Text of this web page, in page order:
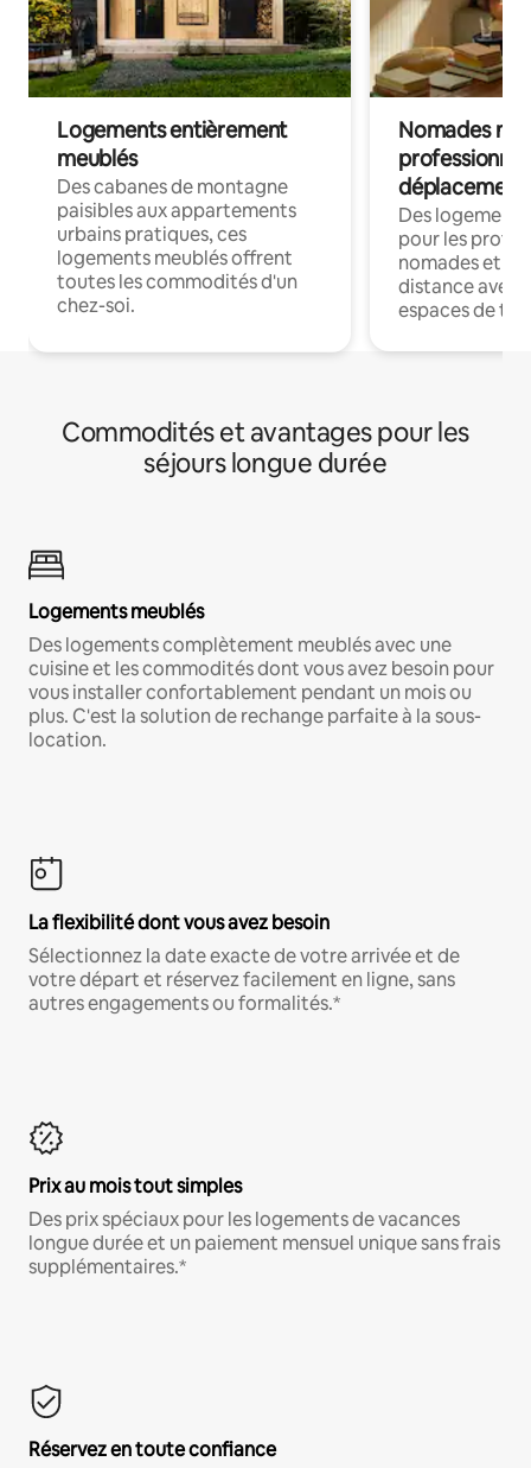
Logements entièrement
meublés
Des cabanes de montagne
paisibles aux appartements
urbains pratiques, ces
logements meublés offrent
toutes les commodités d'un
chez-soi.
Nomades
déplacement
Des
pour les
nomades et
distance avec
espaces de
Commodités et avantages pour les
séjours longue durée
Logements meublés
Des logements complètement meublés avec une
cuisine et les commodités dont vous avez besoin pour
vous installer confortablement pendant un mois ou
plus. C'est la solution de rechange parfaite à la sous-
location.
La flexibilité dont vous avez besoin
Sélectionnez la date exacte de votre arrivée et de
votre départ et réservez facilement en ligne, sans
autres engagements ou formalités.*
Prix au mois tout simples
Des prix spéciaux pour les logements de vacances
longue durée et un paiement mensuel unique sans frais
supplémentaires.*
Réservez en toute confiance